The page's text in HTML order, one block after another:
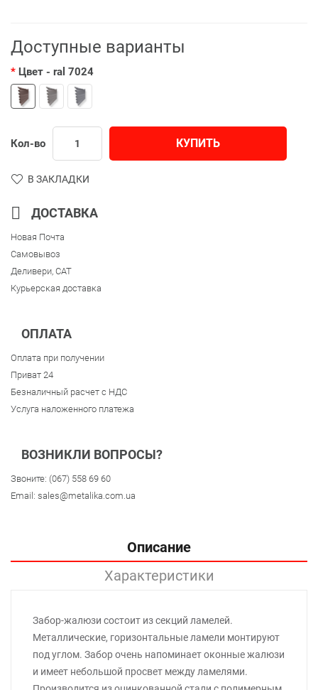
Доступные варианты
Цвет - ral 7024
Кол-во КУПИТЬ
В ЗАКЛАДКИ
ДОСТАВКА
Новая Почта
Самовывоз
Деливери, CAT
Курьерская доставка
ОПЛАТА
Оплата при получении
Приват 24
Безналичный расчет с НДС
Услуга наложенного платежа
ВОЗНИКЛИ ВОПРОСЫ?
Звоните: (067) 558 69 60
Email: sales@metalika.com.ua
Описание
Характеристики
Забор-жалюзи состоит из секций ламелей.
Металлические, горизонтальные ламели монтируют
под углом. Забор очень напоминает оконные жалюзи
и имеет небольшой просвет между ламелями.